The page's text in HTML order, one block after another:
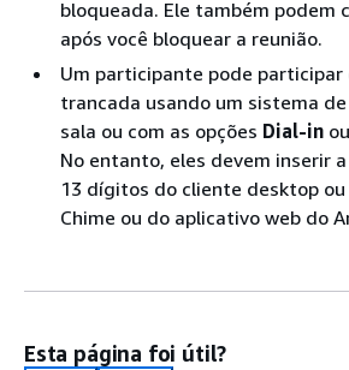
bloqueada. Ele também podem
após você bloquear a reunião.
Um participante pode participar
trancada usando um sistema
sala ou com as opções Dial-in ou
No entanto, eles devem inserir
13 dígitos do cliente desktop ou
Chime ou do aplicativo web do
Esta página foi útil?